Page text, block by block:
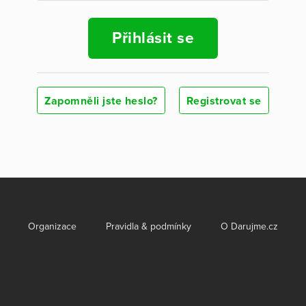
Přihlásit se
Zapomněli jste heslo? Registrovat se
Organizace Pravidla & podmínky O Darujme.cz